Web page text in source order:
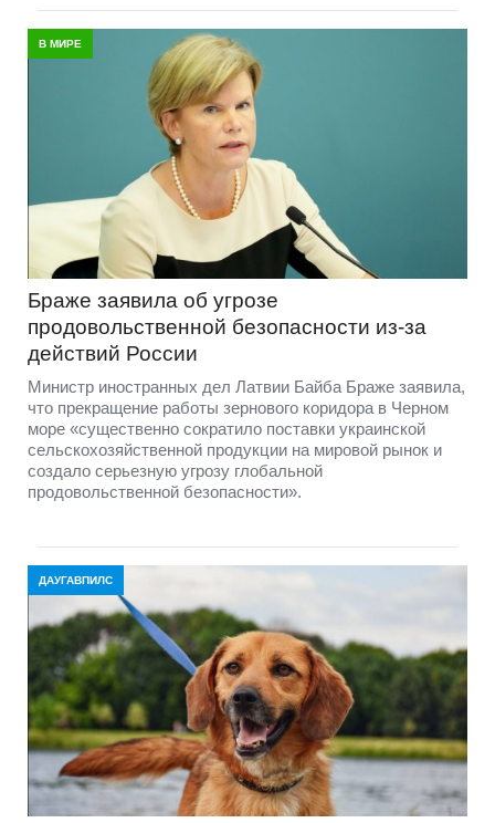
В МИРЕ
Браже заявила об угрозе
продовольственной безопасности из-за
действий России
Министр иностранных дел Латвии Байба Браже заявила,
что прекращение работы зернового коридора в Черном
море «существенно сократило поставки украинской
сельскохозяйственной продукции на мировой рынок и
создало серьезную угрозу глобальной
продовольственной безопасности».
ДАУГАВПИЛС